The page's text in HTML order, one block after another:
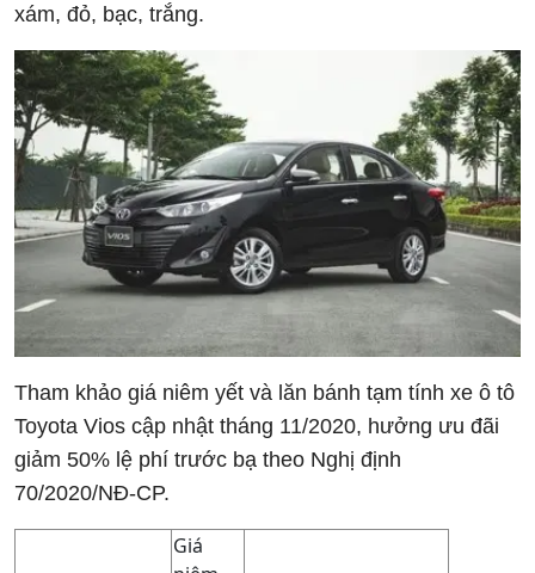
xám, đỏ, bạc, trắng.
Tham khảo giá niêm yết và lăn bánh tạm tính xe ô tô
Toyota Vios cập nhật tháng 11/2020, hưởng ưu đãi
giảm 50% lệ phí trước bạ theo Nghị định
70/2020/NĐ-CP.
Giá